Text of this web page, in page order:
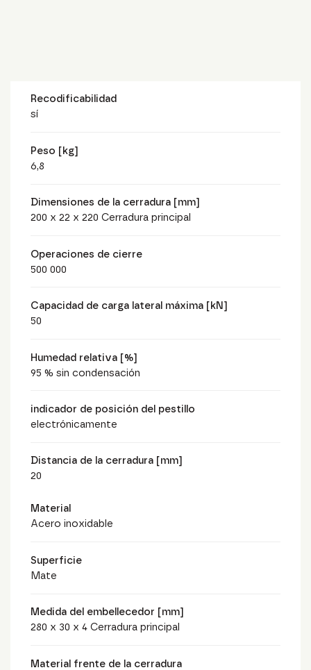
Recodificabilidad
sí
Peso [kg]
6,8
Dimensiones de la cerradura [mm]
200 x 22 x 220 Cerradura principal
Operaciones de cierre
500 000
Capacidad de carga lateral máxima [kN]
50
Humedad relativa [%]
95 % sin condensación
indicador de posición del pestillo
electrónicamente
Distancia de la cerradura [mm]
20
Material
Acero inoxidable
Superficie
Mate
Medida del embellecedor [mm]
280 x 30 x 4 Cerradura principal
Material frente de la cerradura